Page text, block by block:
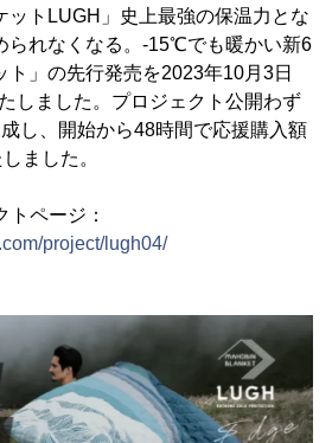
ットLUGH」史上最強の保温力とな
られなくなる。-15℃でも暖かい新6
ト」の先行発売を2023年10月3日
しました。プロジェクト公開わず
し、開始から48時間で応援購入額
ました。
トページ：
project/lugh04/